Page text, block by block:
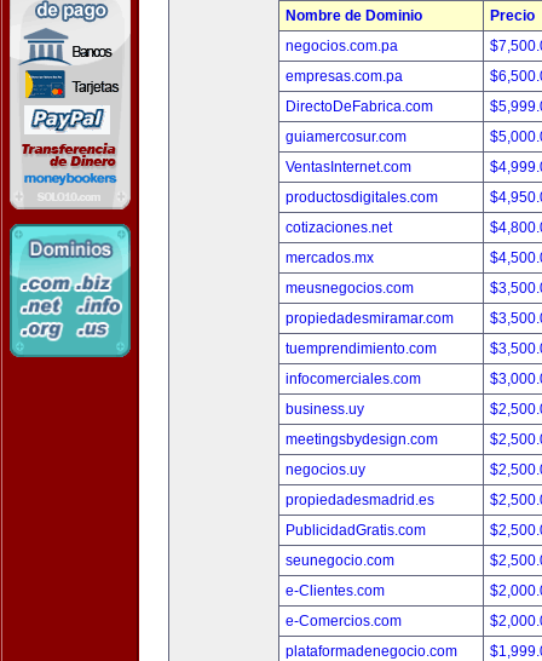
Nombre de Dominio
Precio
negocios.com.pa
empresas.com.pa
DirectoDeFabrica.com
guiamercosur.com
VentasInternet.com
productosdigitales.com
cotizaciones.net
mercados.mx
meusnegocios.com
propiedadesmiramar.com
tuemprendimiento.com
infocomerciales.com
business.uy
meetingsbydesign.com
negocios.uy
propiedadesmadrid.es
PublicidadGratis.com
seunegocio.com
e-Clientes.com
e-Comercios.com
plataformadenegocio.com